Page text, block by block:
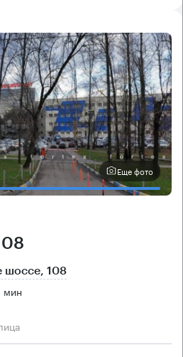
Еще фото
шоссе, 108
мин